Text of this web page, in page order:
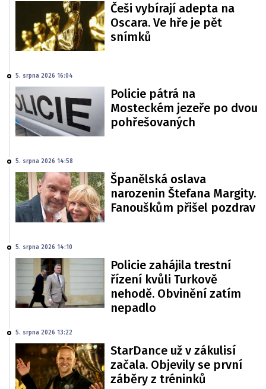
Češi vybírají adepta na
Oscara. Ve hře je pět
snímků
5. srpna 2026 16:04
Policie pátrá na
Mosteckém jezeře po dvou
pohřešovaných
5. srpna 2026 14:58
Španělská oslava
narozenin Štefana Margity.
Fanouškům přišel pozdrav
5. srpna 2026 14:10
Policie zahájila trestní
řízení kvůli Turkově
nehodě. Obvinění zatím
nepadlo
5. srpna 2026 13:22
StarDance už v zákulisí
začala. Objevily se první
záběry z tréninků